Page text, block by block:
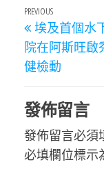
文
章
導
Previous
Post
PREVIOUS
埃及首個水
院在阿斯旺啟
健檢動
發佈留言
發佈留言必須
必填欄位標示